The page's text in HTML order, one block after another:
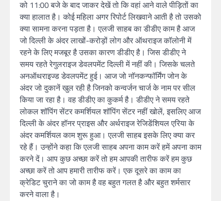
को 11:00 बजे के बाद जाकर देखें तो कि वहां आने वाले पीड़ितों का
क्या हालात है। कोई महिला अगर रिपोर्ट लिखवाने आती है तो उसको
क्या सामना करना पड़ता है। एलजी साहब का डीडीए काम है आज
जो दिल्ली के अंदर लाखों-करोड़ों लोग और ऑथराइज कॉलोनी में
रहने के लिए मजबूर है उसका कारण डीडीए है। जिस डीडीए ने
समय रहते रेगुलराइज डेवलपमेंट दिल्ली में नहीं की। जिसके चलते
अनऑथराइज्ड डेवलपमेंट हुई। आज जो नॉनकन्फॉर्मिंग जोन के
अंदर जो दुकानें खुल रही है जिनको कन्वर्जन चार्ज के नाम पर सील
किया जा रहा है। वह डीडीए का कुकर्म है। डीडीए ने समय रहते
लोकल शॉपिंग सेंटर कमर्शियल शॉपिंग सेंटर नहीं खोलें, इसलिए आज
दिल्ली के अंदर हॉनर प्राइस और अर्थराइज रेजिडेंशियल एरिया के
अंदर कमर्शियल काम शुरू हुआ। एलजी साहब इसके लिए क्या कर
रहे हैं। उन्होंने कहा कि एलजी साहब अपना काम करें हमें अपना काम
करने दें। आप कुछ अच्छा करें तो हम आपकी तारीफ करें हम कुछ
अच्छा करें तो आप हमारी तारीफ करें। एक दूसरे का काम का
क्रेडिट चुराने का जो काम है वह बहुत गलत है और बहुत शर्मसार
करने वाला है।